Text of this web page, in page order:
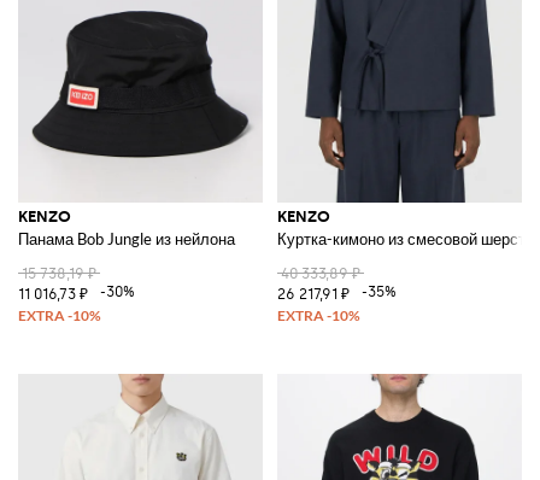
KENZO
Панама Bob Jungle из нейлона
15 738,19 ₽
11 016,73 ₽
-30%
KENZO
Куртка-кимоно из смесовой шерсти
40 333,89 ₽
26 217,91 ₽
-35%